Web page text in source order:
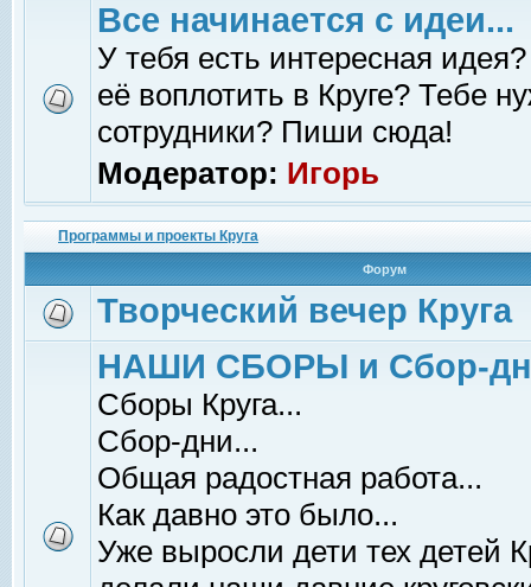
Все начинается с идеи...
У тебя есть интересная
её воплотить в Круге? Тебе
сотрудники? Пиши сюда!
Модератор: Игорь
Программы и проекты Круга
Форум
Творческий вечер Круга
НАШИ СБОРЫ и Сбор-
Сборы Круга...
Сбор-дни...
Общая радостная работа...
Как давно это было...
Уже выросли дети тех детей